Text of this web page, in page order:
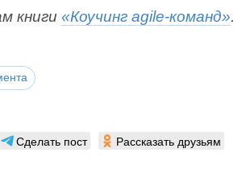
книги «Коучинг agile-команд».
Сделать пост Рассказать друзьям